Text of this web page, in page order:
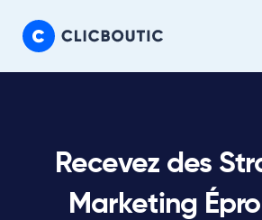
links
primary
navigation
Recevez des
Marketing